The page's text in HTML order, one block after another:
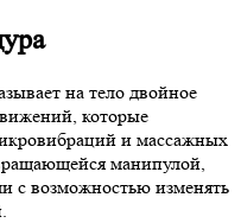
на тело двойное
которые
и массажных
манипулой,
с возможностью изменять